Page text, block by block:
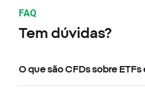
FAQ
Tem dúvidas?
O que são CFDs sobre